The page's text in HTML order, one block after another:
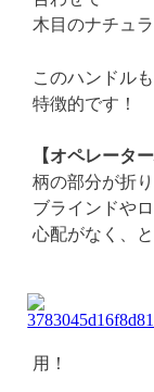
木目のナチュ
このハンドルも
特徴的です！
【オペレータ
柄の部分が折
ブラインドや
心配がなく、
用！